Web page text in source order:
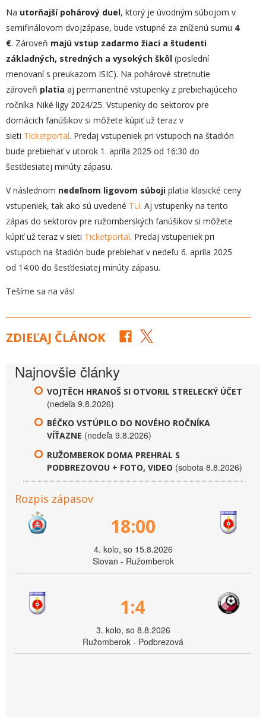
Na utorňajší pohárový duel, ktorý je úvodným súbojom v
semifinálovom dvojzápase, bude vstupné za zníženú sumu 4
€. Zároveň majú vstup zadarmo žiaci a študenti
základných, stredných a vysokých škôl (poslední
menovaní s preukazom ISIC). Na pohárové stretnutie
zároveň platia aj permanentné vstupenky z prebiehajúceho
ročníka Niké ligy 2024/25. Vstupenky do sektorov pre
domácich fanúšikov si môžete kúpiť už teraz v
sieti Ticketportal. Predaj vstupeniek pri vstupoch na štadión
bude prebiehať v utorok 1. apríla 2025 od 16:30 do
šesťdesiatej minúty zápasu.
V následnom nedeľnom ligovom súboji platia klasické ceny
vstupeniek, tak ako sú uvedené TU. Aj vstupenky na tento
zápas do sektorov pre ružomberských fanúšikov si môžete
kúpiť už teraz v sieti Ticketportal. Predaj vstupeniek pri
vstupoch na štadión bude prebiehať v nedeľu 6. apríla 2025
od 14:00 do šesťdesiatej minúty zápasu.
Tešíme sa na vás!
ZDIEĽAJ ČLÁNOK
Najnovšie články
VOJTĚCH HRANOŠ SI OTVORIL STRELECKÝ ÚČET
(nedeľa 9.8.2026)
BÉČKO VSTÚPILO DO NOVÉHO ROČNÍKA
VÍŤAZNE (nedeľa 9.8.2026)
RUŽOMBEROK DOMA PREHRAL S
PODBREZOVOU + FOTO, VIDEO (sobota 8.8.2026)
Rozpis zápasov
18:00
4. kolo, so 15.8.2026
Slovan - Ružomberok
1:4
3. kolo, so 8.8.2026
Ružomberok - Podbrezová